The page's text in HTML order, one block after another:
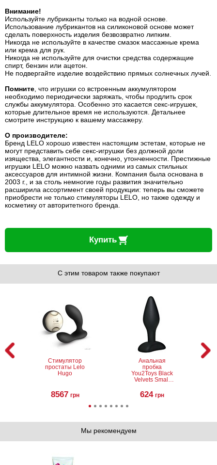
Внимание!
Используйте лубриканты только на водной основе.
Использование лубрикантов на силиконовой основе может
сделать поверхность изделия безвозвратно липким.
Никогда не используйте в качестве смазок массажные крема
или крема для рук.
Никогда не используйте для очистки средства содержащие
спирт, бензин или ацетон.
Не подвергайте изделие воздействию прямых солнечных лучей.
Помните , что игрушки со встроенным аккумулятором
необходимо периодически заряжать, чтобы продлить срок
службы аккумулятора. Особенно это касается секс-игрушек,
которые длительное время не используются. Детальнее
смотрите инструкцию к вашему массажеру.
О производителе:
Бренд LELO хорошо известен настоящим эстетам, которые не
могут представить себе секс-игрушки без должной доли
изящества, элегантности и, конечно, утонченности. Престижные
игрушки LELO можно назвать одними из самых стильных
аксессуаров для интимной жизни. Компания была основана в
2003 г., и за столь немногие годы развития значительно
расширила ассортимент своей продукции: теперь вы сможете
приобрести не только стимуляторы LELO, но также одежду и
косметику от авторитетного бренда.
Купить
С этим товаром также покупают
Стимулятор
простаты Lelo
Hugo
8567 грн
Анальная
пробка
You2Toys Black
Velvets Small
624 грн
Мы рекомендуем